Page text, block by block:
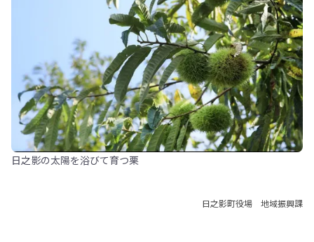
日之影の太陽を浴びて育つ栗
日之影町役場 地域振興課